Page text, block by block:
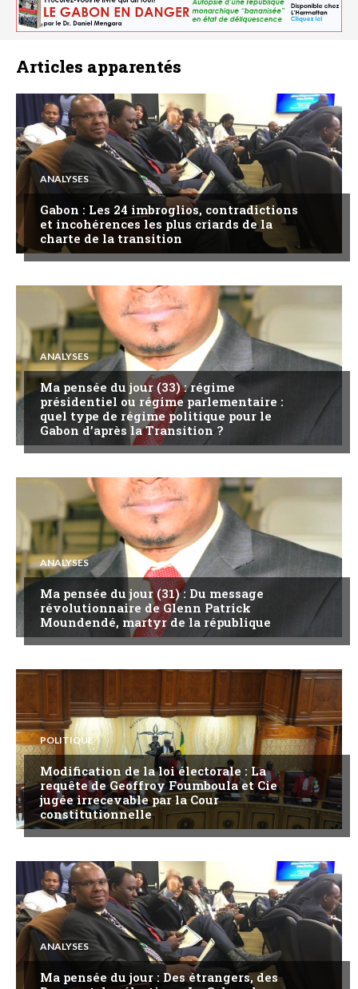
Articles apparentés
ANALYSES
Gabon : Les 24 imbroglios, contradictions
et incohérences les plus criards de la
charte de la transition
ANALYSES
Ma pensée du jour (33) : régime
présidentiel ou régime parlementaire :
quel type de régime politique pour le
Gabon d’après la Transition ?
ANALYSES
Ma pensée du jour (31) : Du message
révolutionnaire de Glenn Patrick
Moundendé, martyr de la république
POLITIQUE
Modification de la loi électorale : La
requête de Geoffroy Foumboula et Cie
jugée irrecevable par la Cour
constitutionnelle
ANALYSES
Ma pensée du jour : Des étrangers, des